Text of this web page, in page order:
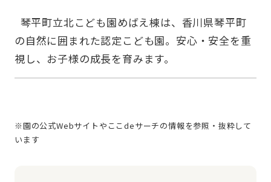
の自然に囲まれた認定こども園。安心・安全を重
※園の公式Webサイトやここdeサーチの情報を参照・抜粋して